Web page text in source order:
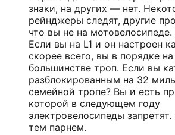
знаки, на других — нет.
рейнджеры следят, другие
что вы не на
Если вы на L1 и он настроен
скорее всего, вы в порядке на
большинстве троп. Если вы
разблокированным на 32
семейной тропе? Вы и есть
которой в следующем году
электровелосипеды
тем парнем.